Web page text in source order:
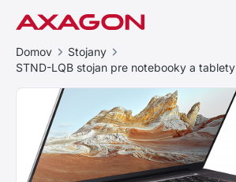
Domov
Stojany
STND-LQB stojan pre notebooky a tablety